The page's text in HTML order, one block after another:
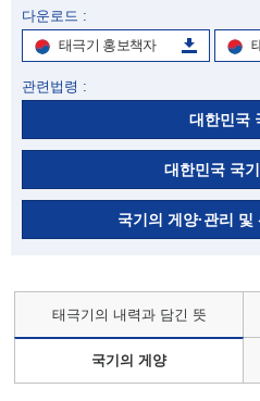
다운로드 :
태극기 홍보책자
관련법령 :
대한민국
대한민국 국
국기의 게양·관리
태극기의 내력과 담긴 뜻
국기의 게양